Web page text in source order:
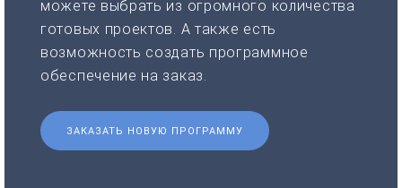
можете выбрать из огромного количества
готовых проектов. А также есть
возможность создать программное
обеспечение на заказ.
ЗАКАЗАТЬ НОВУЮ ПРОГРАММУ